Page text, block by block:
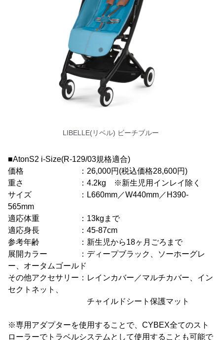
LIBELLE(リベル) ビーチブルー
■AtonS2 i-Size(R-129/03規格適合)
価格 ：26,000円(税込価格28,600円)
重さ ：4.2kg ※新生児用インレイ除く
サイズ ：L660mm／W440mm／H390-
565mm
適応体重 ：13kgまで
適応身長 ：45-87cm
参考年齢 ：新生児から18ヶ月ごろまで
展開カラー ：ディープブラック、ソーホーグレ
ー、オータムゴールド
その他アクセサリー：レインカバー／マルチカバー、イン
セクトネット、
チャイルドシート保護マット
※専用アダプターを使用することで、CYBEX全てのスト
ローラーでトラベルシステムとして使用することも可能で